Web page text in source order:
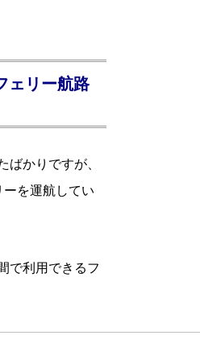
ェリー航路
ばかりですが、
を運航してい
で利用できるフ